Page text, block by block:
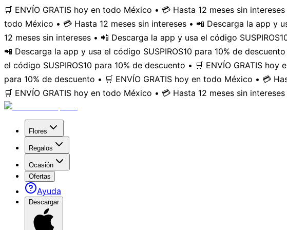
🛒 ENVÍO GRATIS hoy en todo México • 💳 Hasta 12 meses sin
todo México • 💳 Hasta 12 meses sin intereses • 📲 Descarga la app y
12 meses sin intereses • 📲 Descarga la app y usa el código
📲 Descarga la app y usa el código SUSPIROS10 para 10% de descuento
el código SUSPIROS10 para 10% de descuento • 🛒 ENVÍO GRATIS
para 10% de descuento • 🛒 ENVÍO GRATIS hoy en todo México • 💳
🛒 ENVÍO GRATIS hoy en todo México • 💳 Hasta 12 meses sin
Flores
Regalos
Ocasión
Ofertas
Ayuda
Descargar